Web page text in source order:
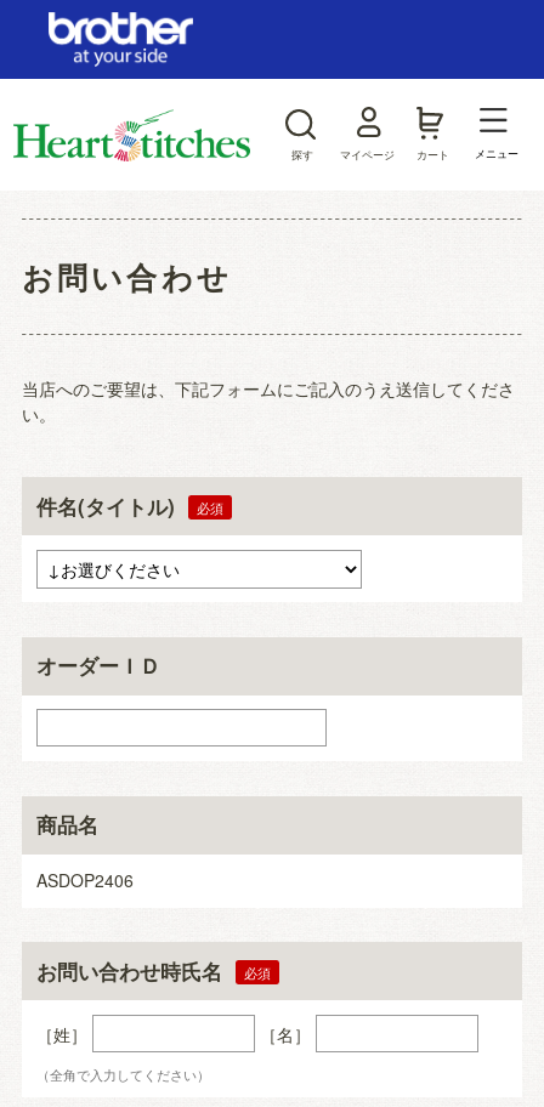
探す マイページ カート メニュー
お問い合わせ
当店へのご要望は、下記フォームにご記入のうえ送信してくださ
い。
件名(タイトル)
オーダーＩＤ
商品名
ASDOP2406
お問い合わせ時氏名
［姓］ ［名］
（全角で入力してください）
ログイン/新規会員登録
ジャンルから探す